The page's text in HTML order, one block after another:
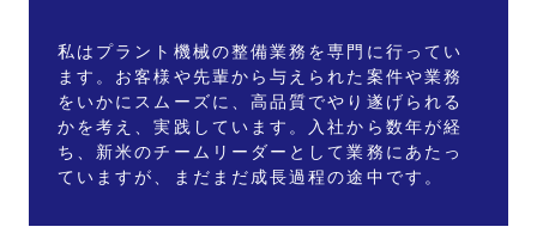
私はプラント機械の整備業務を専門に行ってい
ます。お客様や先輩から与えられた案件や業務
をいかにスムーズに、高品質でやり遂げられる
かを考え、実践しています。入社から数年が経
ち、新米のチームリーダーとして業務にあたっ
ていますが、まだまだ成長過程の途中です。